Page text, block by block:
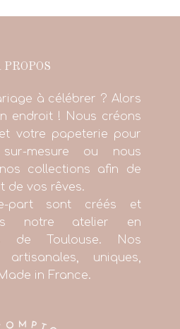
PROPOS
à célébrer ? Alors
endroit ! Nous créons
votre papeterie pour
mesure ou nous
collections afin de
de vos rêves.
part sont créés et
notre atelier en
de Toulouse. Nos
uniques,
in France.